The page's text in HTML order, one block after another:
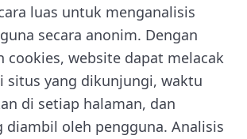
luas untuk menganalisis
secara anonim. Dengan
cookies, website dapat melacak
situs yang dikunjungi, waktu
di setiap halaman, dan
diambil oleh pengguna. Analisis